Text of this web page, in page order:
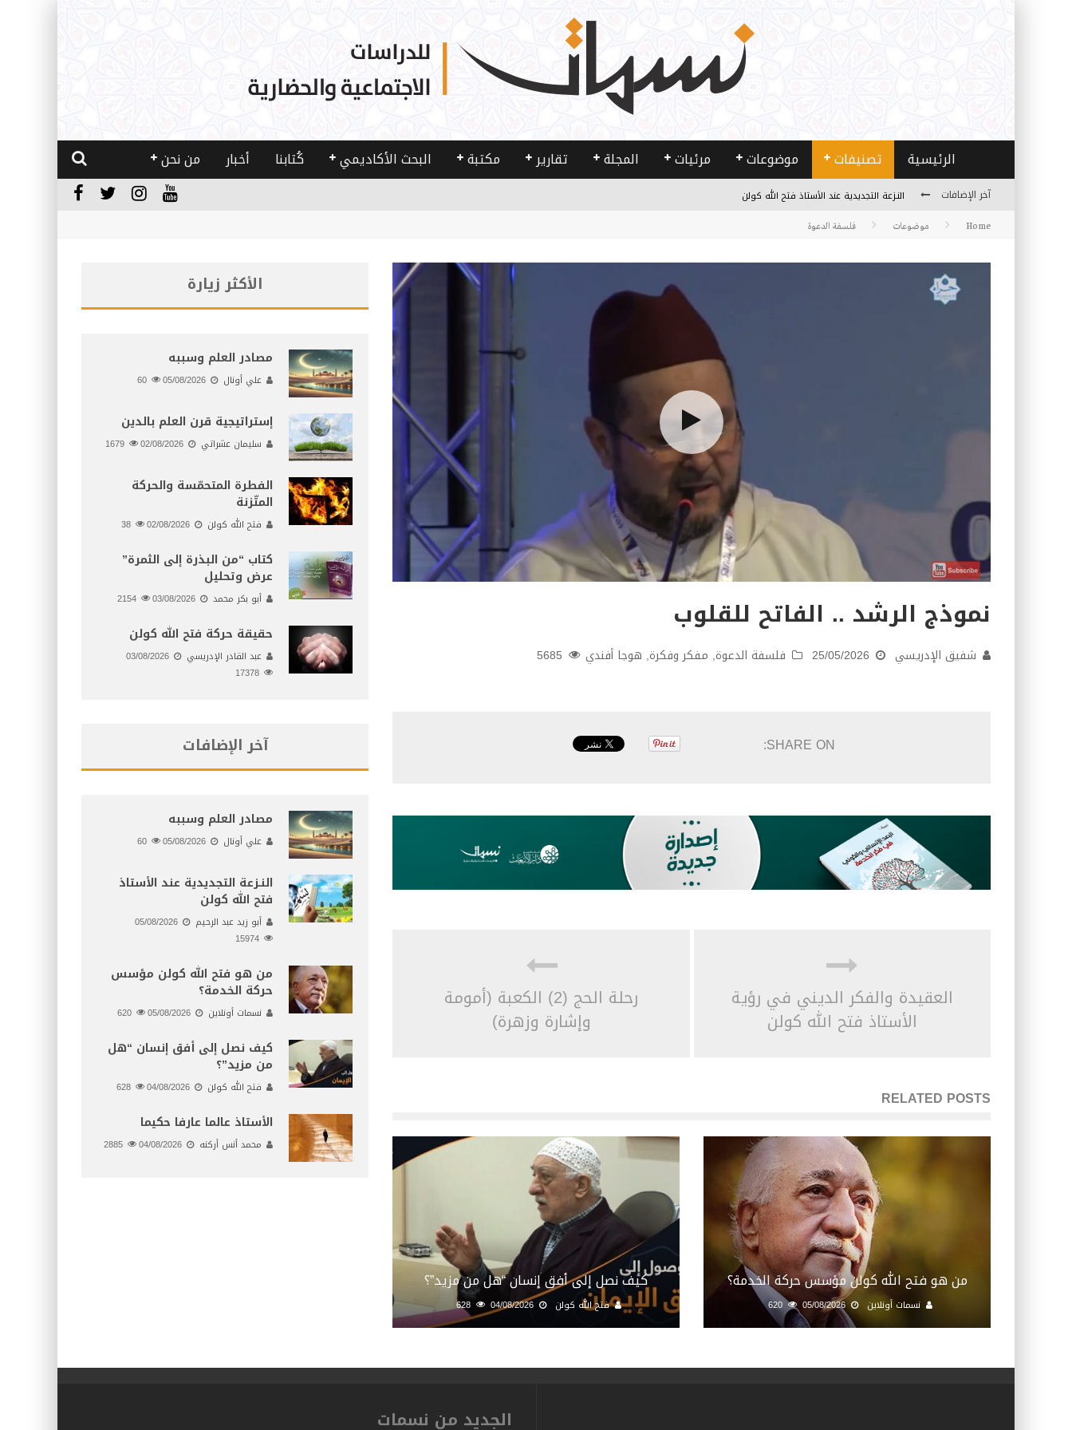
الرئيسية تصنيفات موضوعات مرئيات المجلة تقارير مكتبة البحث الأكاديمي كُتابنا أخبار من نحن
آخر الإضافات
النـزعة التجديدية عند الأستاذ فتح الله كولن
من هو فتح الله كولن مؤسس حركة الخدمة؟
Home موضوعات فلسفة الدعوة
نموذج الرشد .. الفاتح للقلوب
شفيق الإدريسي 25/05/2026 فلسفة الدعوة, مفكر وفكرة, هوجا أفندي
SHARE ON:
العقيدة والفكر الديني في رؤية
الأستاذ فتح الله كولن
رحلة الحج (2) الكعبة (أمومة
وإشارة وزهرة)
RELATED POSTS
من هو فتح الله كولن مؤسس حركة الخدمة؟
نسمات أونلاين 05/08/2026
620
كيف نصل إلى أفق إنسان “هل من مزيد”؟
فتح الله كولن 04/08/2026
الأكثر زيارة
مصادر العلم وسببه
علي أونال 05/08/2026
إستراتيجية قرن العلم بالدين
سليمان عشراتي 02/08/2026
الفطرة المتحمّسة والحركة
المتّزنة
فتح الله كولن 02/08/2026
كتاب “من البذرة إلى الثمرة”
عرض وتحليل
أبو بكر محمد 03/08/2026
حقيقة حركة فتح الله كولن
عبد القادر الإدريسي
03/08/2026
آخر الإضافات
مصادر العلم وسببه
علي أونال 05/08/2026
النـزعة التجديدية عند الأستاذ
فتح الله كولن
أبو زيد عبد الرحيم
05/08/2026
من هو فتح الله كولن مؤسس
حركة الخدمة؟
نسمات أونلاين 05/08/2026
كيف نصل إلى أفق إنسان “هل
من مزيد”؟
فتح الله كولن 04/08/2026
الأستاذ عالما عارفا حكيما
محمد أنس أركنه 04/08/2026
الجديد من نسمات